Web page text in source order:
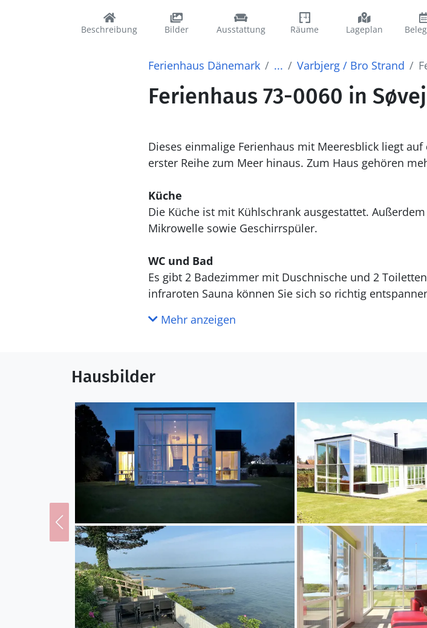
Beschreibung Bilder Ausstattung Räume Lageplan
Ferienhaus Dänemark ... Varbjerg / Bro Strand
Ferienhaus 73-0060 in
Dieses einmalige Ferienhaus mit Meeresblick liegt
erster Reihe zum Meer hinaus. Zum Haus gehören
Küche
Die Küche ist mit Kühlschrank ausgestattet. Außerdem gibt es 4 Induktions-Kochzonen, Backofen,
Mikrowelle sowie Geschirrspüler.
WC und Bad
Es gibt 2 Badezimmer mit Duschnische und 2 Toiletten. Fußbodenheizung in 2 Badezimmern. In der
infraroten Sauna können Sie sich so richtig
Draußen
entfernt. In einem Abstand von 20000 m gibt es einen
Elektroautos installiert. Ladestecker Typ 2
kW. Parkplatz auf dem Grundstück.
Einrichtung
Das Ferienhaus eignet sich für 8 Personen. Die
wurde 1964 gebaut. 2014 wurde die Ferienunterkunft
Fußbodenheizung in allen Klinkerböden. Die
Wäschetrockner. Tiefkühlmöglichkeit mit 80 Liter
die jüngsten Feriengäste ist 1 Kinderhochstuhl
Schlafverhältnisse
Die Schlafplätze verteilen sich auf 4 Schlafräume. 4
Einzelbetten. 2 Schlafplätze auf einer
Mehr anzeigen
Hausbilder